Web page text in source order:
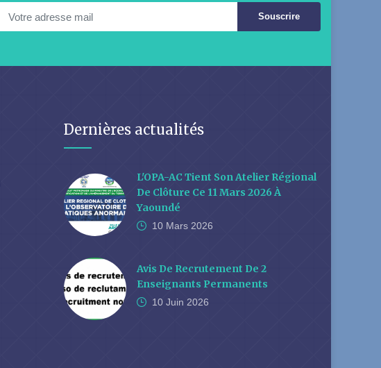
Souscrire
Dernières actualités
L'OPA-AC Tient Son Atelier Régional
De Clôture Ce 11 Mars 2026 À
Yaoundé
10 Mars 2026
Avis De Recrutement De 2
Enseignants Permanents
10 Juin 2026